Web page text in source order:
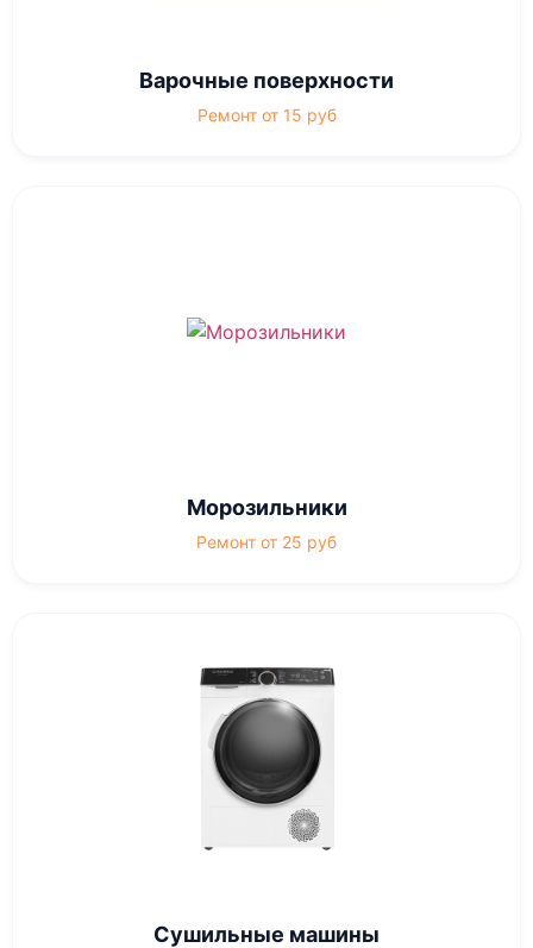
Варочные поверхности
Ремонт от 15 руб
Морозильники
Ремонт от 25 руб
Сушильные машины